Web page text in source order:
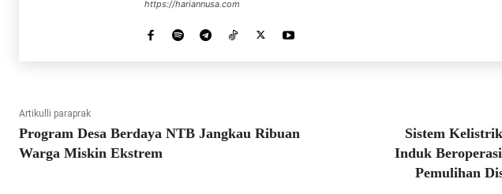
https://hariannusa.com
Artikulli paraprak
Program Desa Berdaya NTB Jangkau Ribuan
Warga Miskin Ekstrem
Sistem
Induk
Pemulihan